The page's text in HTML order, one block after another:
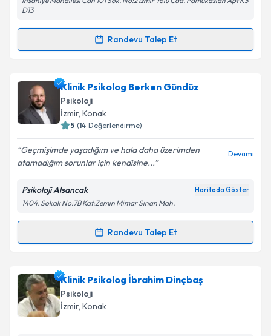
D13
Randevu Talep Et
Randevu Takvimi Talebi
Dr. Psk. Dr. Cem Türkeşiçin randevu takvimi talebi
oluşturun. Size bu uzmandan randevu almanız için bir
takvim hazırlandığında e-posta ile bilgilendireceğiz.
Kişisel verilerimin işlenmesine ilişkin
Aydınlatma
Metni'ni okudum ve kişisel verilerimin belirtilen
kapsamda işlenmesini kabul ediyorum.
Klinik Psikolog Berken Gündüz
Psikoloji
İzmir, Konak
5 (14 Değerlendirme)
Geçmişimde yaşadığım ve hala daha üzerimden
atamadığım sorunlar için kendisine...
Devamı
Psikoloji Alsancak Haritada Göster
1404. Sokak No:7B Kat:Zemin Mimar Sinan Mah.
Randevu Talep Et
Randevu Takvimi Talebi
Klinik Psikolog Berken Gündüziçin randevu takvimi
talebi oluşturun. Size bu uzmandan randevu almanız
için bir takvim hazırlandığında e-posta ile
bilgilendireceğiz.
Klinik Psikolog İbrahim Dinçbaş
Psikoloji
İzmir, Konak